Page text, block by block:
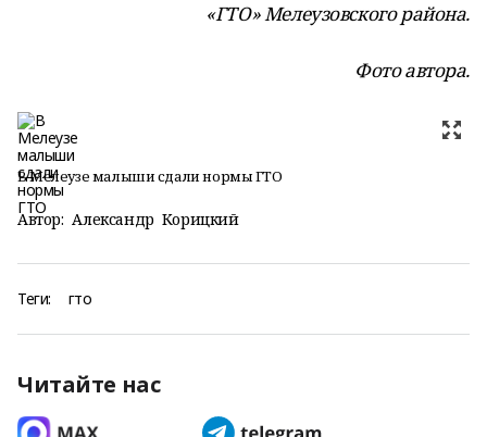
«ГТО» Мелеузовского района.
Фото автора.
В Мелеузе малыши сдали нормы ГТО
Автор: Александр Корицкий
Теги: гто
Читайте нас